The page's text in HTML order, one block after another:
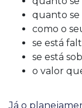
quanto se
como o
se está
se está
o valor
Já o